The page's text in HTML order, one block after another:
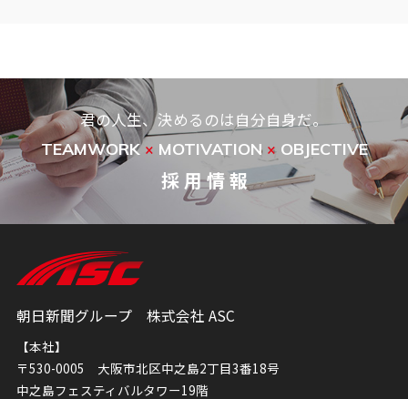
君の人生、決めるのは自分自身だ。
TEAMWORK× MOTIVATION ×OBJECTIVE
採 用 情 報
朝日新聞グループ 株式会社 ASC
【本社】
〒530-0005 大阪市北区中之島2丁目3番18号
中之島フェスティバルタワー19階